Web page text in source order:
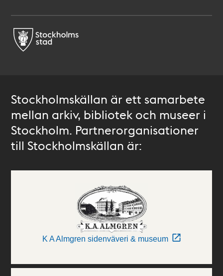
Stockholmskällan är ett samarbete
mellan arkiv, bibliotek och museer i
Stockholm. Partnerorganisationer
till Stockholmskällan är:
K A Almgren sidenväveri & museum